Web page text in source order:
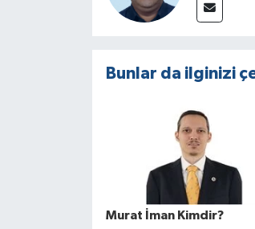
Bunlar da ilginizi
Murat İman Kimdir?